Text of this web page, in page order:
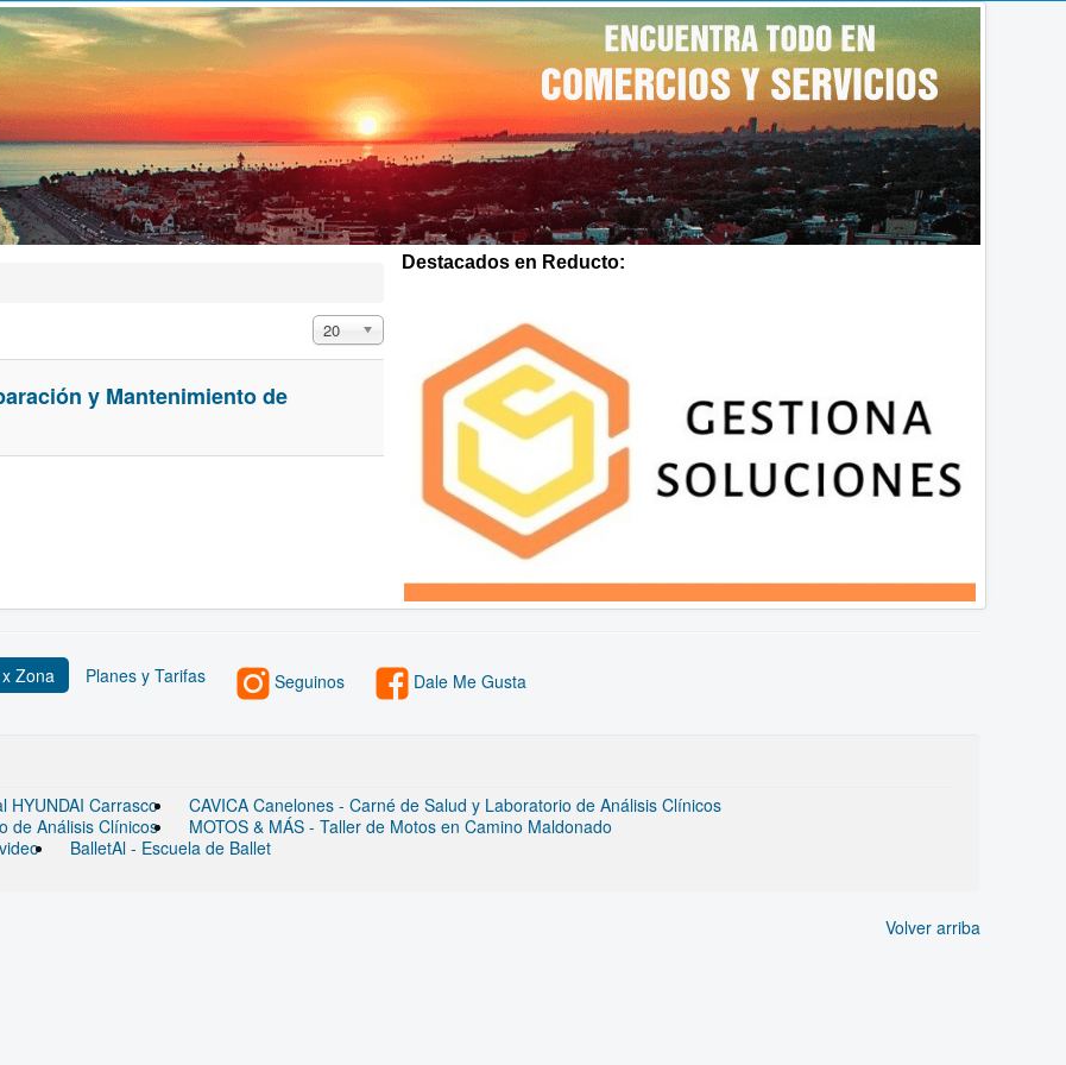
Cantidad a mostrar
20
y Mantenimiento de
Destacados en Reducto:
Zona Planes y Tarifas Seguinos Dale Me Gusta
HYUNDAI Carrasco
CAVICA Canelones - Carné de Salud y Laboratorio de Análisis Clínicos
de Análisis Clínicos
MOTOS & MÁS - Taller de Motos en Camino Maldonado
BalletAl - Escuela de Ballet
Volver arriba